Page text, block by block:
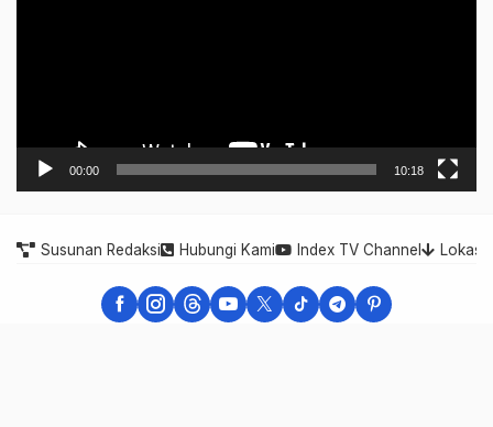
00:00 10:18
Susunan Redaksi Hubungi Kami Index TV Channel Lokasi